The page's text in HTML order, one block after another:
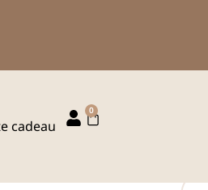
cadeau
0
Panier